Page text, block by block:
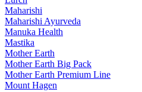
Maharishi
Maharishi Ayurveda
Manuka Health
Mastika
Mother Earth
Mother Earth Big Pack
Mother Earth Premium Line
Mount Hagen